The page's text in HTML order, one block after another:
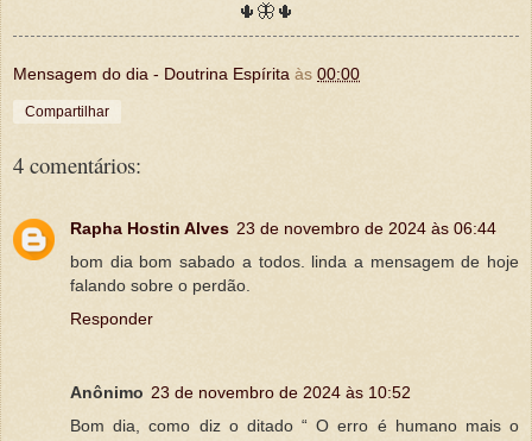
🌵🦋🌵
Mensagem do dia - Doutrina Espírita às 00:00
Compartilhar
4 comentários:
Rapha Hostin Alves 23 de novembro de 2024 às 06:44
bom dia bom sabado a todos. linda a mensagem de hoje
falando sobre o perdão.
Responder
Anônimo 23 de novembro de 2024 às 10:52
Bom dia, como diz o ditado “ O erro é humano mais o